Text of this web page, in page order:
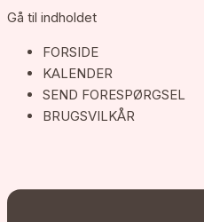
Gå til indholdet
FORSIDE
KALENDER
SEND FORESPØRGSEL
BRUGSVILKÅR